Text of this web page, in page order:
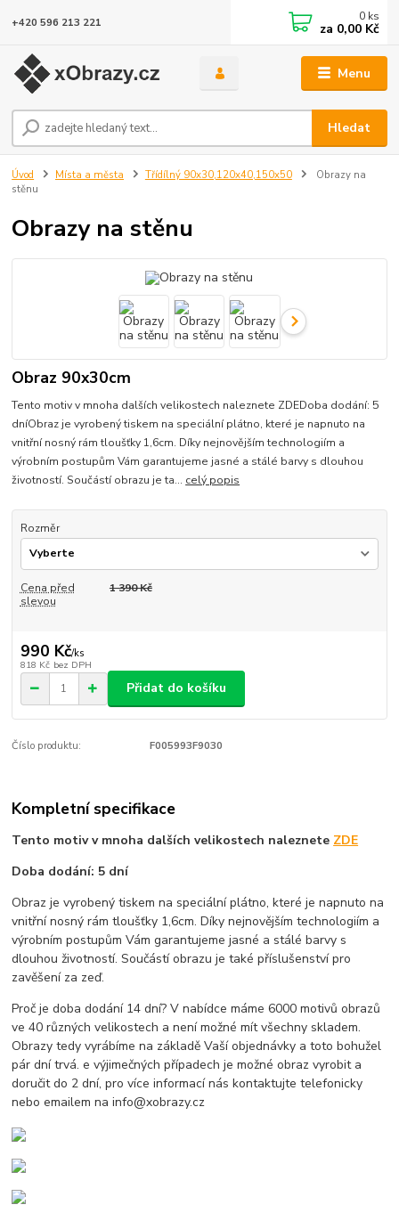
Menu
Hledat
+420 596 213 221 0 ks
za 0,00 Kč
Úvod Místa a města Třídílný 90x30,120x40,150x50
Obrazy na
stěnu
Obrazy na stěnu
Obraz 90x30cm
Tento motiv v mnoha dalších velikostech naleznete ZDEDoba dodání: 5
dníObraz je vyrobený tiskem na speciální plátno, které je napnuto na
vnitřní nosný rám tloušťky 1,6cm. Díky nejnovějším technologiím a
výrobním postupům Vám garantujeme jasné a stálé barvy s dlouhou
životností. Součástí obrazu je ta... celý popis
Rozměr
Cena před
slevou
1 390 Kč
990 Kč/ks
818 Kč bez DPH
Přidat do košíku
Číslo produktu: F005993F9030
Kompletní specifikace
Tento motiv v mnoha dalších velikostech naleznete ZDE
Doba dodání: 5 dní
Obraz je vyrobený tiskem na speciální plátno, které je napnuto na
vnitřní nosný rám tloušťky 1,6cm. Díky nejnovějším technologiím a
výrobním postupům Vám garantujeme jasné a stálé barvy s
dlouhou životností. Součástí obrazu je také příslušenství pro
zavěšení za zeď.
Proč je doba dodání 14 dní? V nabídce máme 6000 motivů obrazů
ve 40 různých velikostech a není možné mít všechny skladem.
Obrazy tedy vyrábíme na základě Vaší objednávky a toto bohužel
pár dní trvá. e výjimečných případech je možné obraz vyrobit a
doručit do 2 dní, pro více informací nás kontaktujte telefonicky
nebo emailem na info@xobrazy.cz